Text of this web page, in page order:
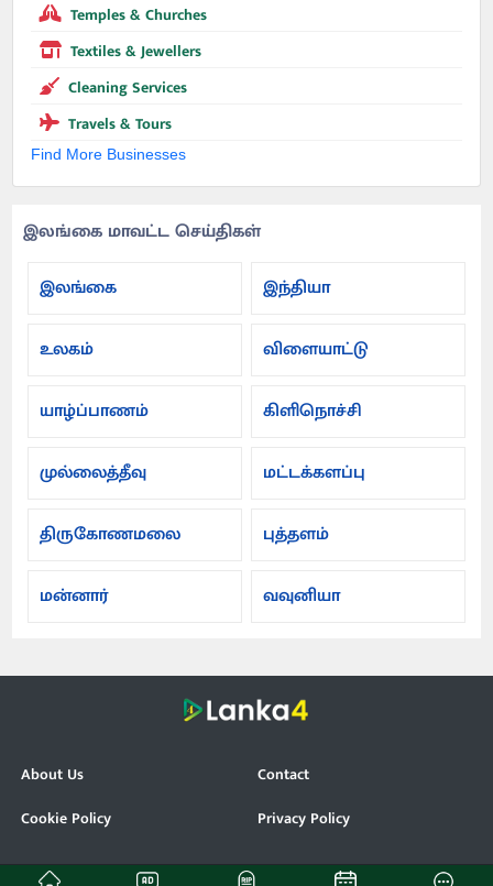
Temples & Churches
Textiles & Jewellers
Cleaning Services
Travels & Tours
Find More Businesses
இலங்கை மாவட்ட செய்திகள்
இலங்கை
இந்தியா
உலகம் விளையாட்டு
யாழ்ப்பாணம் கிளிநொச்சி
முல்லைத்தீவு மட்டக்களப்பு
திருகோணமலை புத்தளம்
மன்னார் வவுனியா
About Us
Contact
Cookie Policy
Privacy Policy